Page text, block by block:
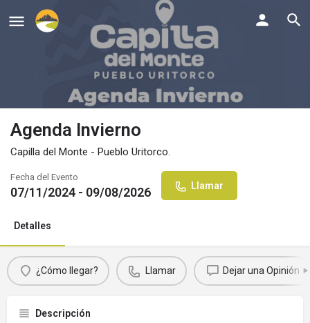
Agenda Invierno
Capilla del Monte - Pueblo Uritorco.
Fecha del Evento
07/11/2024 - 09/08/2026 Llamar
Detalles
¿Cómo llegar? Llamar Dejar una Opinión
Descripción